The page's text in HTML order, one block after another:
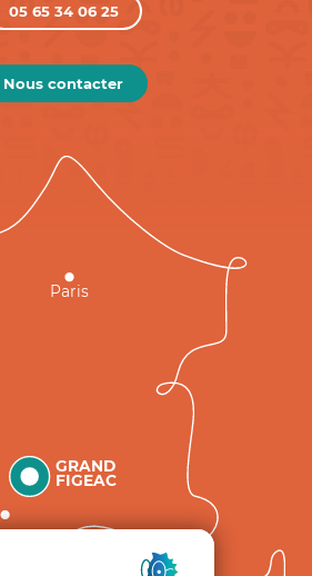
05 65 34 06 25
Nous contacter
GRAND
FIGEAC
Paris